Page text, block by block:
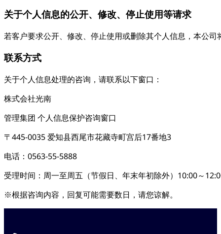
关于个人信息的公开、修改、停止使用等请求
若客户要求公开、修改、停止使用或删除其个人信息，本公
联系方式
关于个人信息处理的咨询，请联系以下窗口：
株式会社光南
管理集团 个人信息保护咨询窗口
〒445-0035 爱知县西尾市花藏寺町宫后17番地3
电话：0563-55-5888
受理时间：周一至周五（节假日、年末年初除外）10:00～
※根据咨询内容，回复可能需要数日，请您谅解。